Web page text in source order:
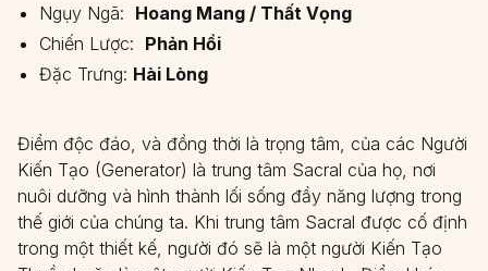
Ngụy Ngã: Hoang Mang / Thất Vọng
Chiến Lược: Phản Hồi
Đặc Trưng: Hài Lòng
Điểm độc đáo, và đồng thời là trọng tâm, của các Người
Kiến Tạo (Generator) là trung tâm Sacral của họ, nơi
nuôi dưỡng và hình thành lối sống đầy năng lượng trong
thế giới của chúng ta. Khi trung tâm Sacral được cố định
trong một thiết kế, người đó sẽ là một người Kiến Tạo